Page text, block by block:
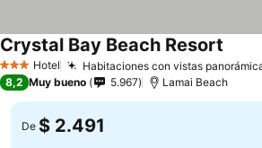
3 Estrellas
Hotel Habitaciones con vistas
Crystal Bay Beach Resort
8,2 Muy bueno 5.967 Lamai Beach
De $ 2.491